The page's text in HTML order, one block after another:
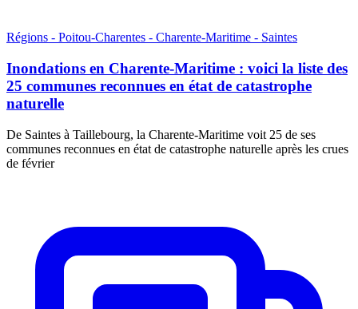
Régions - Poitou-Charentes - Charente-Maritime - Saintes
Inondations en Charente-Maritime : voici la liste des
25 communes reconnues en état de catastrophe
naturelle
De Saintes à Taillebourg, la Charente-Maritime voit 25 de ses
communes reconnues en état de catastrophe naturelle après les crues
de février